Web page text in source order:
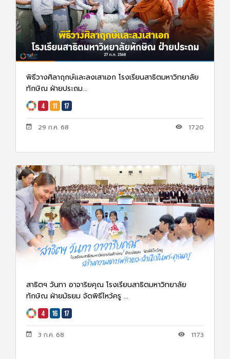
พิธีวางศิลาฤกษ์และลงเสาเอก โรงเรียนสาธิตมหาวิทยาลัย
ทักษิณ ฝ่ายประถม...
29 ก.ค. 68 1720
สาธิตฯ วันทา อาจาริยคุณ โรงเรียนสาธิตมหาวิทยาลัย
ทักษิณ ฝ่ายมัธยม จัดพิธีไหว้ครู ...
3 ก.ค. 68 1173